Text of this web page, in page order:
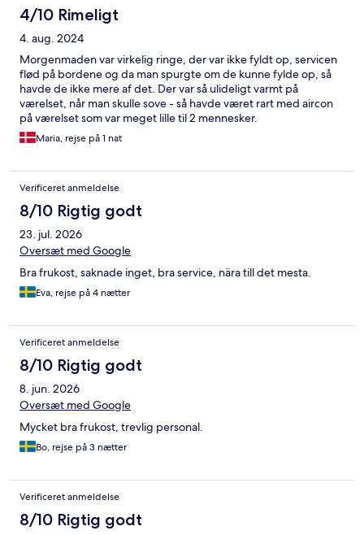
4/10 Rimeligt
4. aug. 2024
Morgenmaden var virkelig ringe, der var ikke fyldt op, servicen
flød på bordene og da man spurgte om de kunne fylde op, så
havde de ikke mere af det. Der var så ulideligt varmt på
værelset, når man skulle sove - så havde været rart med aircon
på værelset som var meget lille til 2 mennesker.
Maria, rejse på 1 nat
Verificeret anmeldelse
8/10 Rigtig godt
23. jul. 2026
Oversæt med Google
Bra frukost, saknade inget, bra service, nära till det mesta.
Eva, rejse på 4 nætter
Verificeret anmeldelse
8/10 Rigtig godt
8. jun. 2026
Oversæt med Google
Mycket bra frukost, trevlig personal.
Bo, rejse på 3 nætter
Verificeret anmeldelse
8/10 Rigtig godt